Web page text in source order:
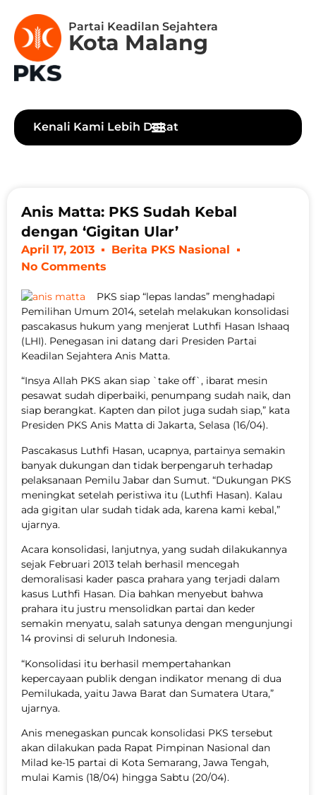
Partai Keadilan Sejahtera
Kota Malang
Kenali Kami Lebih Dekat
Anis Matta: PKS Sudah Kebal
dengan ‘Gigitan Ular’
April 17, 2013
Berita PKS Nasional
No Comments
PKS siap “lepas landas” menghadapi
Pemilihan Umum 2014, setelah melakukan konsolidasi
pascakasus hukum yang menjerat Luthfi Hasan Ishaaq
(LHI). Penegasan ini datang dari Presiden Partai
Keadilan Sejahtera Anis Matta.
“Insya Allah PKS akan siap `take off`, ibarat mesin
pesawat sudah diperbaiki, penumpang sudah naik, dan
siap berangkat. Kapten dan pilot juga sudah siap,” kata
Presiden PKS Anis Matta di Jakarta, Selasa (16/04).
Pascakasus Luthfi Hasan, ucapnya, partainya semakin
banyak dukungan dan tidak berpengaruh terhadap
pelaksanaan Pemilu Jabar dan Sumut. “Dukungan PKS
meningkat setelah peristiwa itu (Luthfi Hasan). Kalau
ada gigitan ular sudah tidak ada, karena kami kebal,”
ujarnya.
Acara konsolidasi, lanjutnya, yang sudah dilakukannya
sejak Februari 2013 telah berhasil mencegah
demoralisasi kader pasca prahara yang terjadi dalam
kasus Luthfi Hasan. Dia bahkan menyebut bahwa
prahara itu justru mensolidkan partai dan keder
semakin menyatu, salah satunya dengan mengunjungi
14 provinsi di seluruh Indonesia.
“Konsolidasi itu berhasil mempertahankan
kepercayaan publik dengan indikator menang di dua
Pemilukada, yaitu Jawa Barat dan Sumatera Utara,”
ujarnya.
Anis menegaskan puncak konsolidasi PKS tersebut
akan dilakukan pada Rapat Pimpinan Nasional dan
Milad ke-15 partai di Kota Semarang, Jawa Tengah,
mulai Kamis (18/04) hingga Sabtu (20/04).